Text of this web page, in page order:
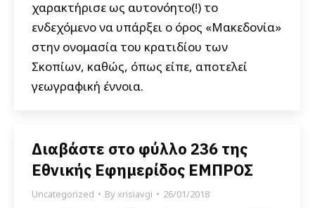
χαρακτήρισε ως αυτονόητο(!) το
ενδεχόμενο να υπάρξει ο όρος «Μακεδονία»
στην ονομασία του κρατιδίου των
Σκοπίων, καθώς, όπως είπε, αποτελεί
γεωγραφική έννοια.
Διαβάστε στο φύλλο 236 της
Εθνικής Εφημερίδος ΕΜΠΡΟΣ
Uncategorized Byxrisiavgi 26/01/2018